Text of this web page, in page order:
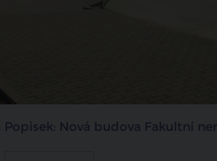
Nová budova Fakultní